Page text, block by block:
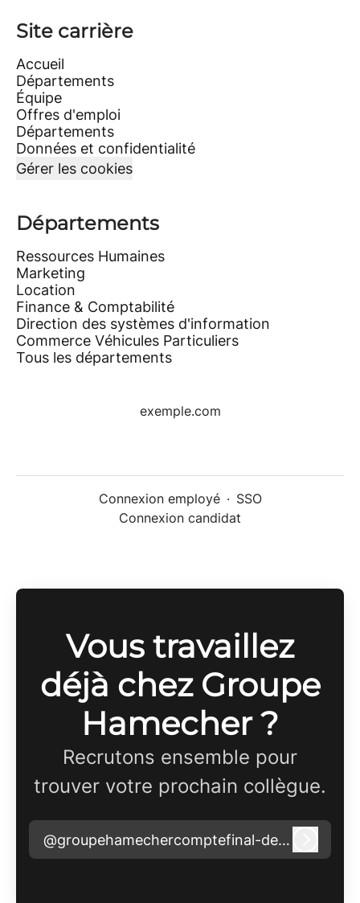
Site carrière
Accueil
Départements
Équipe
Offres d'emploi
Départements
Données et confidentialité
Gérer les cookies
Départements
Ressources Humaines
Marketing
Location
Finance & Comptabilité
Direction des systèmes d'information
Commerce Véhicules Particuliers
Tous les départements
exemple.com
Connexion employé · SSO
Connexion candidat
Vous travaillez
déjà chez Groupe
Hamecher ?
Recrutons ensemble pour
trouver votre prochain collègue.
@groupehamechercomptefinal-demo.com